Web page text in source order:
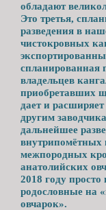
обладают
Это третья,
разведения в
чистокровных
спланированная
владельцев
приобретавших
дает и
другим
дальнейшее
внутрипомётных
межпородных
анатолийских
2018 году
родословные на
овчарок».